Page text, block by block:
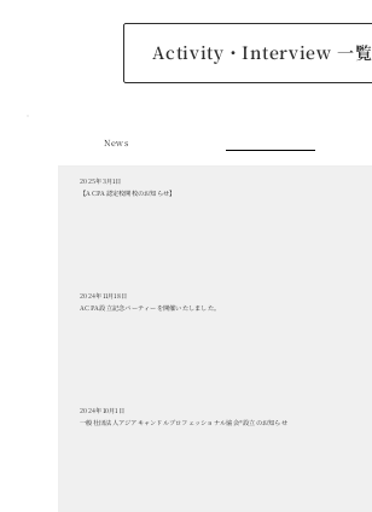
Activity・Interview 一覧
News
2025年3月1日
【ACPA認定校開校のお知らせ】
2024年11月18日
ACPA設立記念パーティーを開催いたしました。
2024年10月1日
一般社団法人アジアキャンドルプロフェッショナル協会®︎設立のお知らせ